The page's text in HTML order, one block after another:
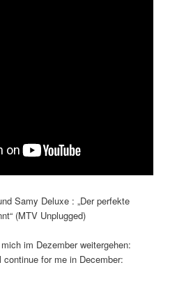
Samy Deluxe : „Der perfekte
(MTV Unplugged)
im Dezember weitergehen:
for me in December: